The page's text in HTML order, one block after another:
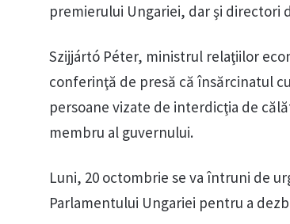
premierului Ungariei, dar şi directori
Szijjártó Péter, ministrul relaţiilor
conferinţă de presă că însărcinatul
persoane vizate de interdicţia de
membru al guvernului.
Luni, 20 octombrie se va întruni de
Parlamentului Ungariei pentru a